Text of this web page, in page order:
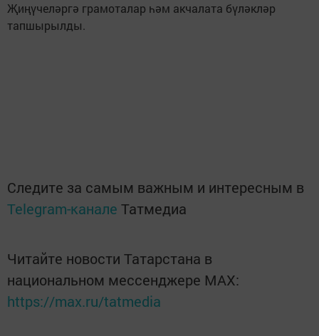
Җиңүчеләргә грамоталар һәм акчалата бүләкләр
тапшырылды.
Следите за самым важным и интересным в
Telegram-канале Татмедиа
Читайте новости Татарстана в
национальном мессенджере MАХ:
https://max.ru/tatmedia